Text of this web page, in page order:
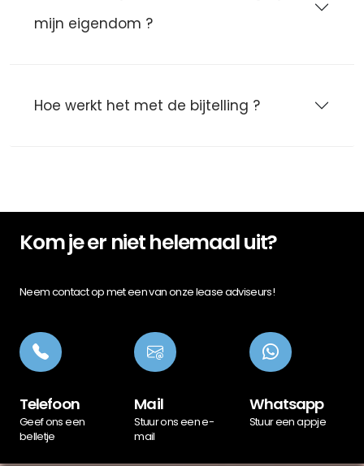
mijn eigendom ?
Hoe werkt het met de bijtelling ?
Kom je er niet helemaal uit?
Neem contact op met een van onze lease adviseurs!
Telefoon
Geef ons een
belletje
Mail
Stuur ons een e-
mail
Whatsapp
Stuur een appje